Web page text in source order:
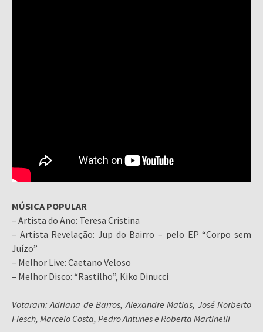
MÚSICA POPULAR
– Artista do Ano: Teresa Cristina
– Artista Revelação: Jup do Bairro – pelo EP “Corpo sem
Juízo”
– Melhor Live: Caetano Veloso
– Melhor Disco: “Rastilho”, Kiko Dinucci
Votaram: Adriana de Barros, Alexandre Matias, José Norberto
Flesch, Marcelo Costa, Pedro Antunes e Roberta Martinelli